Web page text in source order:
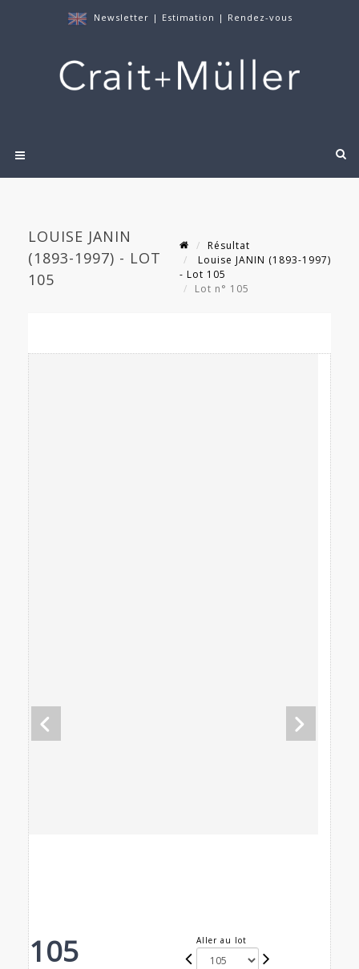
Newsletter | Estimation | Rendez-vous
LOUISE JANIN
(1893-1997) - LOT
105
Résultat
Louise JANIN (1893-1997)
- Lot 105
Lot n° 105
105 Aller au lot